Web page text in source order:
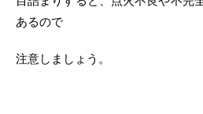
あるので
注意しましょう。